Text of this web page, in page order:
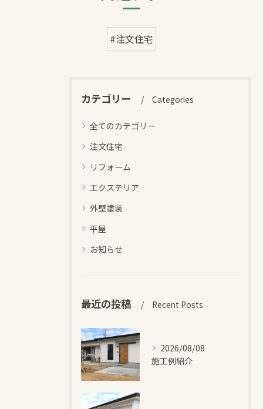
#注文住宅
カテゴリー Categories
全てのカテゴリー
注文住宅
リフォーム
エクステリア
外壁塗装
平屋
お知らせ
最近の投稿 Recent Posts
2026/08/08
施工例紹介